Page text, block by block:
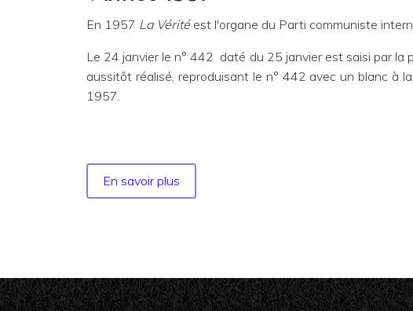
En 1957 La Véritéest l'organe du Parti communiste
Le 24 janvier le n° 442 daté du 25 janvier est saisi par la
aussitôt réalisé, reproduisant le n° 442 avec un blanc à
1957.
En savoir plus
Année